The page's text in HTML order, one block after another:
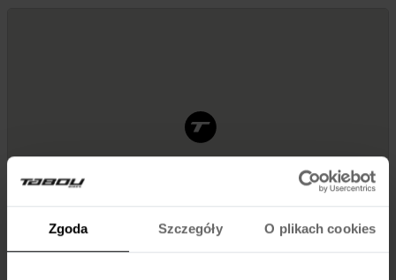
Zgoda Szczegóły O plikach cookies